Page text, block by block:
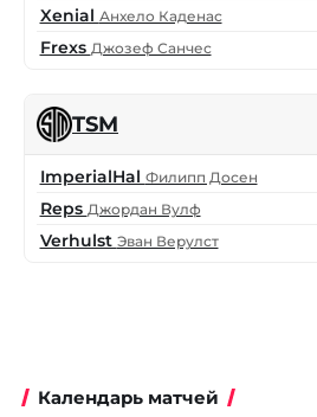
Xenial Анхело Каденас
Frexs Джозеф Санчес
TSM
ImperialHal Филипп Досен
Reps Джордан Вулф
Verhulst Эван Верулст
Календарь матчей